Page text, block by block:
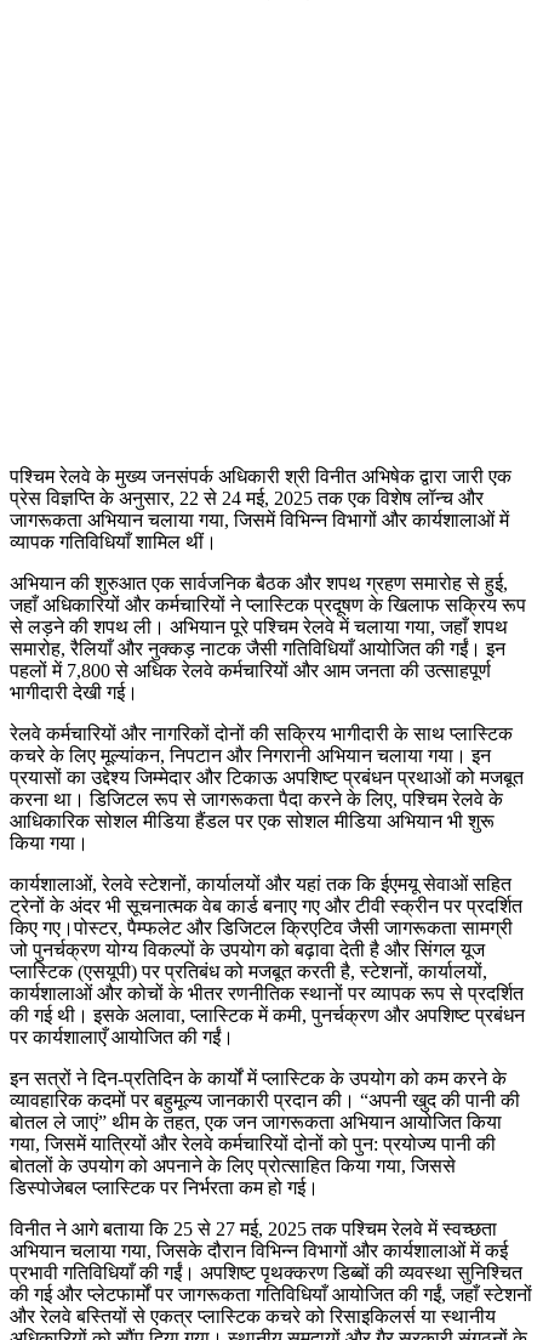
पश्चिम रेलवे के मुख्य जनसंपर्क अधिकारी श्री विनीत अभिषेक द्वारा जारी एक
प्रेस विज्ञप्ति के अनुसार, 22 से 24 मई, 2025 तक एक विशेष लॉन्च और
जागरूकता अभियान चलाया गया, जिसमें विभिन्न विभागों और कार्यशालाओं में
व्यापक गतिविधियाँ शामिल थीं।
अभियान की शुरुआत एक सार्वजनिक बैठक और शपथ ग्रहण समारोह से हुई,
जहाँ अधिकारियों और कर्मचारियों ने प्लास्टिक प्रदूषण के खिलाफ सक्रिय रूप
से लड़ने की शपथ ली। अभियान पूरे पश्चिम रेलवे में चलाया गया, जहाँ शपथ
समारोह, रैलियाँ और नुक्कड़ नाटक जैसी गतिविधियाँ आयोजित की गईं। इन
पहलों में 7,800 से अधिक रेलवे कर्मचारियों और आम जनता की उत्साहपूर्ण
भागीदारी देखी गई।
रेलवे कर्मचारियों और नागरिकों दोनों की सक्रिय भागीदारी के साथ प्लास्टिक
कचरे के लिए मूल्यांकन, निपटान और निगरानी अभियान चलाया गया। इन
प्रयासों का उद्देश्य जिम्मेदार और टिकाऊ अपशिष्ट प्रबंधन प्रथाओं को मजबूत
करना था। डिजिटल रूप से जागरूकता पैदा करने के लिए, पश्चिम रेलवे के
आधिकारिक सोशल मीडिया हैंडल पर एक सोशल मीडिया अभियान भी शुरू
किया गया।
कार्यशालाओं, रेलवे स्टेशनों, कार्यालयों और यहां तक ​​कि ईएमयू सेवाओं सहित
ट्रेनों के अंदर भी सूचनात्मक वेब कार्ड बनाए गए और टीवी स्क्रीन पर प्रदर्शित
किए गए।पोस्टर, पैम्फलेट और डिजिटल क्रिएटिव जैसी जागरूकता सामग्री
जो पुनर्चक्रण योग्य विकल्पों के उपयोग को बढ़ावा देती है और सिंगल यूज
प्लास्टिक (एसयूपी) पर प्रतिबंध को मजबूत करती है, स्टेशनों, कार्यालयों,
कार्यशालाओं और कोचों के भीतर रणनीतिक स्थानों पर व्यापक रूप से प्रदर्शित
की गई थी। इसके अलावा, प्लास्टिक में कमी, पुनर्चक्रण और अपशिष्ट प्रबंधन
पर कार्यशालाएँ आयोजित की गईं।
इन सत्रों ने दिन-प्रतिदिन के कार्यों में प्लास्टिक के उपयोग को कम करने के
व्यावहारिक कदमों पर बहुमूल्य जानकारी प्रदान की। “अपनी खुद की पानी की
बोतल ले जाएं” थीम के तहत, एक जन जागरूकता अभियान आयोजित किया
गया, जिसमें यात्रियों और रेलवे कर्मचारियों दोनों को पुन: प्रयोज्य पानी की
बोतलों के उपयोग को अपनाने के लिए प्रोत्साहित किया गया, जिससे
डिस्पोजेबल प्लास्टिक पर निर्भरता कम हो गई।
विनीत ने आगे बताया कि 25 से 27 मई, 2025 तक पश्चिम रेलवे में स्वच्छता
अभियान चलाया गया, जिसके दौरान विभिन्न विभागों और कार्यशालाओं में कई
प्रभावी गतिविधियाँ की गईं। अपशिष्ट पृथक्करण डिब्बों की व्यवस्था सुनिश्चित
की गई और प्लेटफार्मों पर जागरूकता गतिविधियाँ आयोजित की गईं, जहाँ स्टेशनों
और रेलवे बस्तियों से एकत्र प्लास्टिक कचरे को रिसाइकिलर्स या स्थानीय